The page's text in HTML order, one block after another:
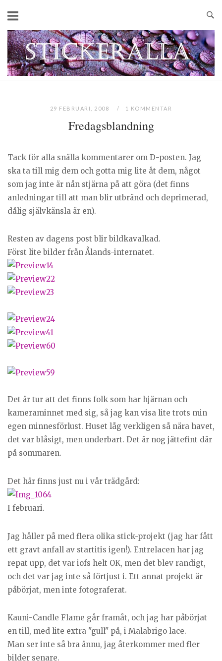
content
Home
29 FEBRUARI, 2008 1 KOMMENTAR
Fredagsblandning
Tack för alla snälla kommentarer om D-posten. Jag
ska ta till mig dem och gotta mig lite åt dem, något
som jag inte är nån stjärna på att göra (det finns
anledningar till att man blir utbränd och deprimerad,
dålig självkänsla är en).
Resten av dagens post blir bildkavalkad.
Först lite bilder från Ålands-internatet.
Det är tur att det finns folk som har hjärnan och
kameraminnet med sig, så jag kan visa lite trots min
egen minnesförlust. Huset låg verkligen så nära havet,
det var blåsigt, men underbart. Det är nog jättefint där
på sommaren.
Det här finns just nu i vår trädgård:
I februari.
Jag håller på med flera olika stick-projekt (jag har fått
ett gravt anfall av startitis igen!). Entrelacen har jag
repat upp, det var iofs helt OK, men det blev randigt,
och det var jag inte så förtjust i. Ett annat projekt är
påbörjat, men inte fotograferat.
Kauni-Candle Flame går framåt, och jag har påbörjat
en till, med lite extra "gull" på, i Malabrigo lace.
Man ser inte så bra ännu, jag återkommer med fler
bilder senare.